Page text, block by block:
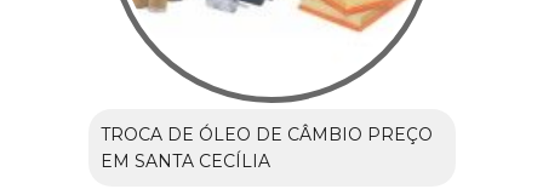
TROCA DE ÓLEO DE CÂMBIO PREÇO
EM SANTA CECÍLIA